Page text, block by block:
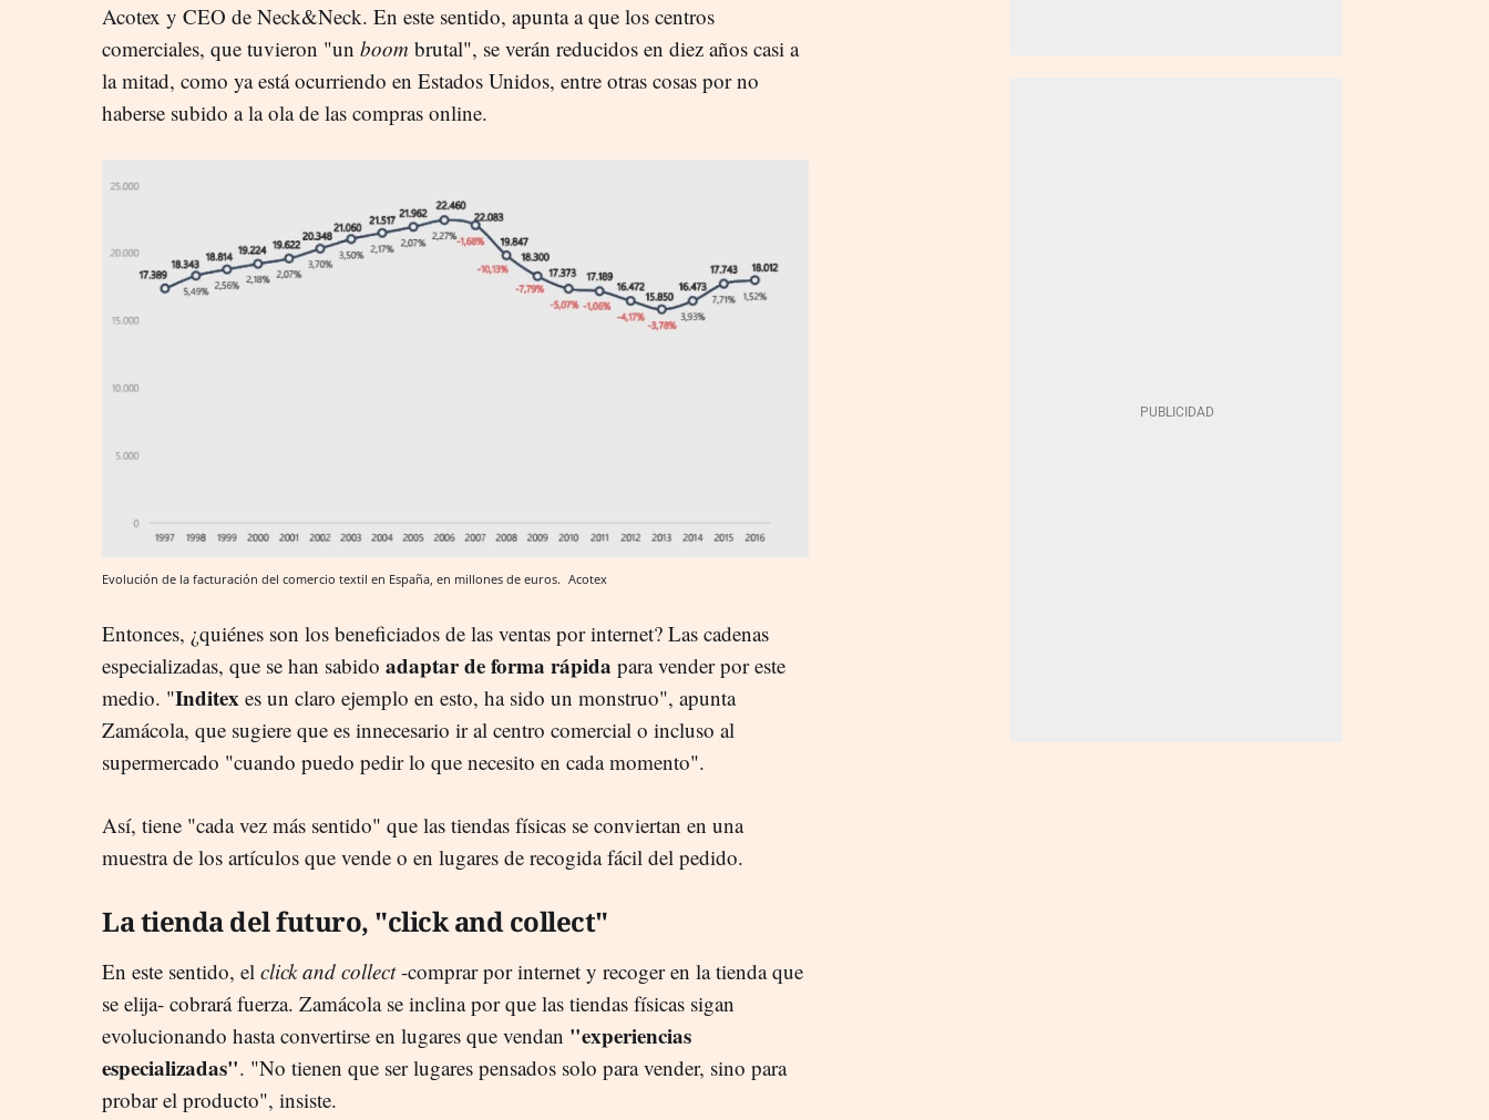
Acotex y CEO de Neck&Neck. En este sentido, apunta a que los centros
comerciales, que tuvieron "un boom brutal", se verán reducidos en diez años casi a
la mitad, como ya está ocurriendo en Estados Unidos, entre otras cosas por no
haberse subido a la ola de las compras online.
Evolución de la facturación del comercio textil en España, en millones de euros. Acotex
Entonces, ¿quiénes son los beneficiados de las ventas por internet? Las cadenas
especializadas, que se han sabido adaptar de forma rápida para vender por este
medio. "Inditex es un claro ejemplo en esto, ha sido un monstruo", apunta
Zamácola, que sugiere que es innecesario ir al centro comercial o incluso al
supermercado "cuando puedo pedir lo que necesito en cada momento".
Así, tiene "cada vez más sentido" que las tiendas físicas se conviertan en una
muestra de los artículos que vende o en lugares de recogida fácil del pedido.
La tienda del futuro, "click and collect"
En este sentido, el click and collect-comprar por internet y recoger en la tienda que
se elija- cobrará fuerza. Zamácola se inclina por que las tiendas físicas sigan
evolucionando hasta convertirse en lugares que vendan "experiencias
especializadas". "No tienen que ser lugares pensados solo para vender, sino para
probar el producto", insiste.